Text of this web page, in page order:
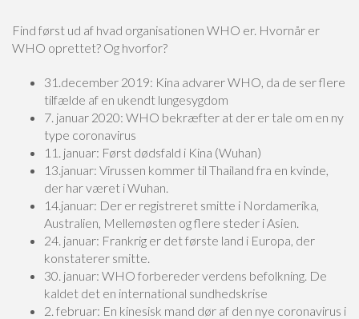
Find først ud af hvad organisationen WHO er. Hvornår er
WHO oprettet? Og hvorfor?
31.december 2019: Kina advarer WHO, da de ser flere
tilfælde af en ukendt lungesygdom
7. januar 2020: WHO bekræfter at der er tale om en ny
type coronavirus
11. januar: Først dødsfald i Kina (Wuhan)
13.januar: Virussen kommer til Thailand fra en kvinde,
der har været i Wuhan.
14.januar: Der er registreret smitte i Nordamerika,
Australien, Mellemøsten og flere steder i Asien.
24. januar: Frankrig er det første land i Europa, der
konstaterer smitte.
30. januar: WHO forbereder verdens befolkning. De
kaldet det en international sundhedskrise
2. februar: En kinesisk mand dør af den nye coronavirus i